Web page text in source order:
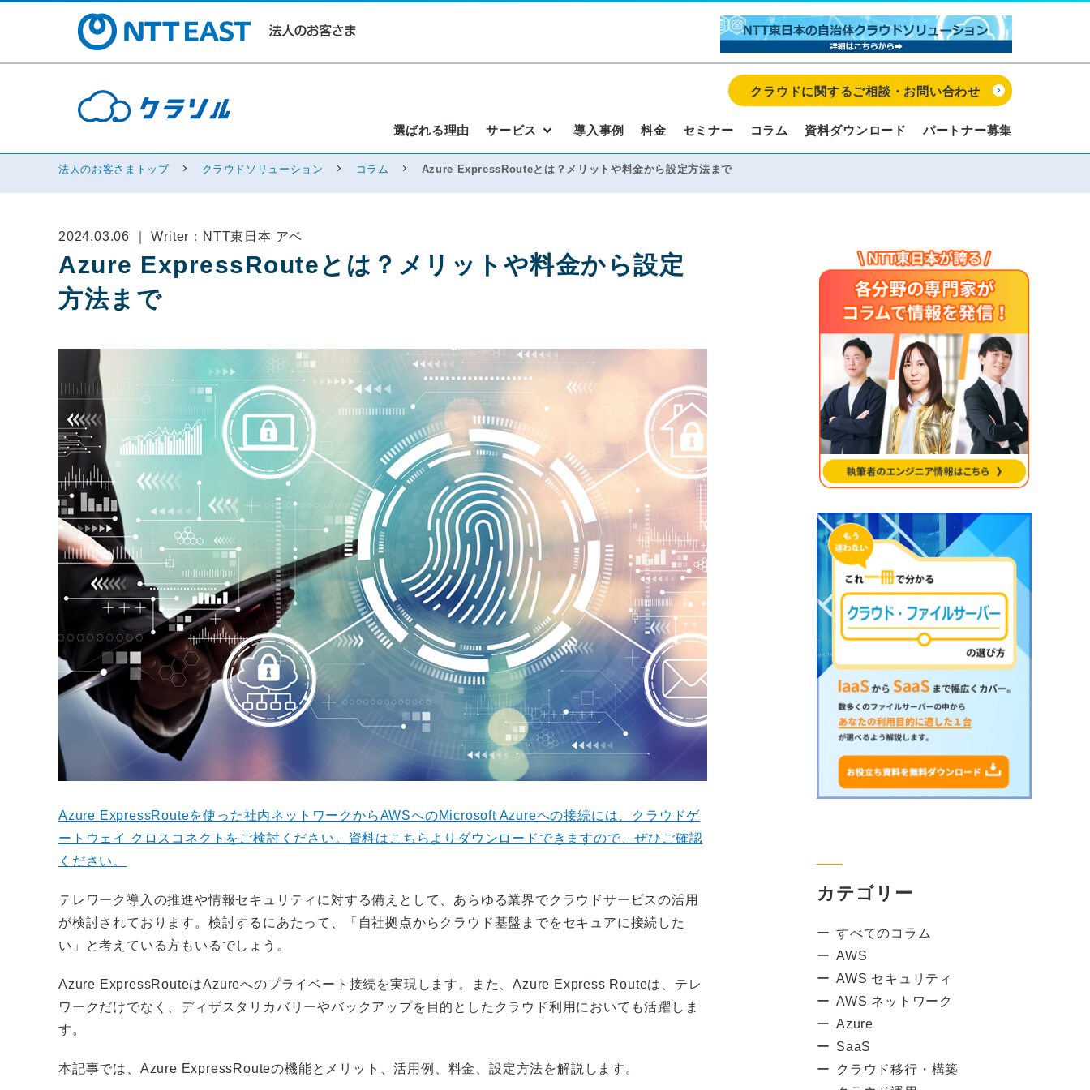
選ばれる理由 サービス 導入事例 料金 セミナー コラム 資料ダウンロード パートナー募集
クラウドに関するご相談・お問い合わせ
法人のお客さまトップ クラウドソリューション コラム Azure ExpressRouteとは？メリットや料金から設定方法まで
2024.03.06 ｜ Writer：NTT東日本 アベ
Azure ExpressRouteとは？メリットや料金から設定
方法まで
Azure ExpressRouteを使った社内ネットワークからAWSへのMicrosoft Azureへの接続には、クラウドゲ
ートウェイ クロスコネクトをご検討ください。資料はこちらよりダウンロードできますので、ぜひご確認
ください。
テレワーク導入の推進や情報セキュリティに対する備えとして、あらゆる業界でクラウドサービスの活用
が検討されております。検討するにあたって、「自社拠点からクラウド基盤までをセキュアに接続した
い」と考えている方もいるでしょう。
Azure ExpressRouteはAzureへのプライベート接続を実現します。また、Azure Express Routeは、テレ
ワークだけでなく、ディザスタリカバリーやバックアップを目的としたクラウド利用においても活躍しま
す。
本記事では、Azure ExpressRouteの機能とメリット、活用例、料金、設定方法を解説します。
カテゴリー
すべてのコラム
AWS
AWS セキュリティ
AWS ネットワーク
Azure
SaaS
クラウド移行・構築